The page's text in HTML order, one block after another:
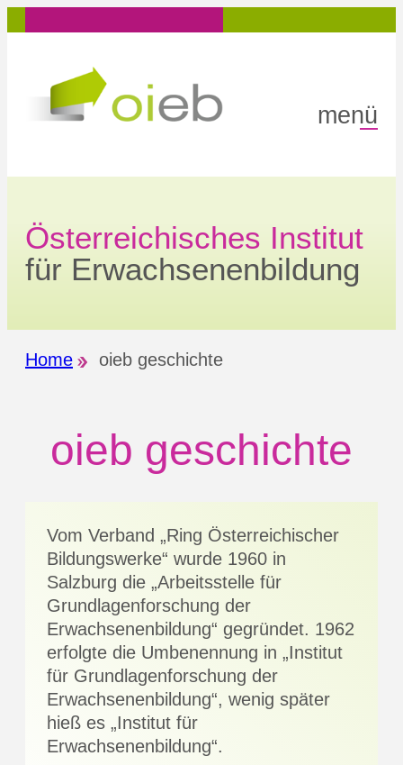
menü
Österreichisches Institut
für Erwachsenenbildung
Home oieb geschichte
oieb geschichte
Vom Verband „Ring Österreichischer
Bildungswerke“ wurde 1960 in
Salzburg die „Arbeitsstelle für
Grundlagenforschung der
Erwachsenenbildung“ gegründet. 1962
erfolgte die Umbenennung in „Institut
für Grundlagenforschung der
Erwachsenenbildung“, wenig später
hieß es „Institut für
Erwachsenenbildung“.